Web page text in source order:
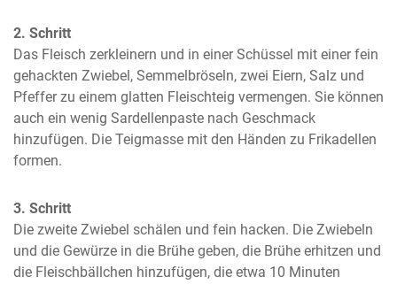
2. Schritt
Das Fleisch zerkleinern und in einer Schüssel mit einer fein
gehackten Zwiebel, Semmelbröseln, zwei Eiern, Salz und
Pfeffer zu einem glatten Fleischteig vermengen. Sie können
auch ein wenig Sardellenpaste nach Geschmack
hinzufügen. Die Teigmasse mit den Händen zu Frikadellen
formen.
3. Schritt
Die zweite Zwiebel schälen und fein hacken. Die Zwiebeln
und die Gewürze in die Brühe geben, die Brühe erhitzen und
die Fleischbällchen hinzufügen, die etwa 10 Minuten